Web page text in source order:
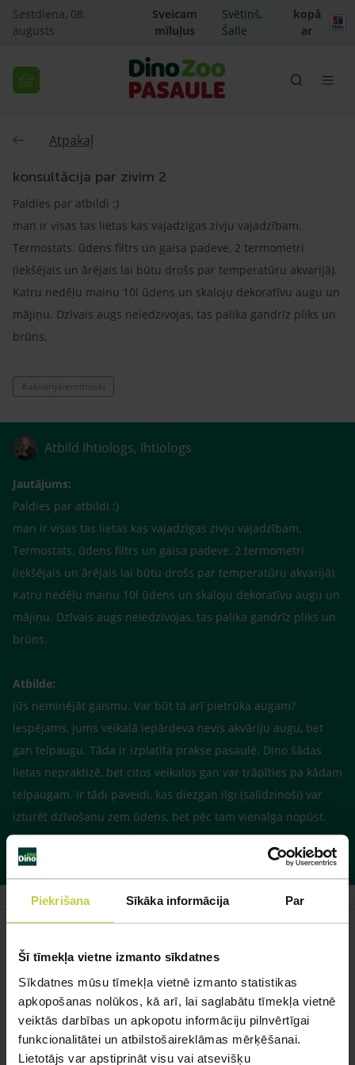
Piekrišana Sīkāka informācija Par
Šī tīmekļa vietne izmanto sīkdatnes
Sīkdatnes mūsu tīmekļa vietnē izmanto statistikas
apkopošanas nolūkos, kā arī, lai saglabātu tīmekļa vietnē
veiktās darbības un apkopotu informāciju pilnvērtīgai
funkcionalitātei un atbilstošaireklāmas mērķēšanai.
Lietotājs var apstiprināt visu vai atsevišķu
Sestdiena, 08.
augusts
Sveicam
mīluļus
Svētiņš,
Šalle
kopā
ar
Atpakaļ
konsultācija par zivim 2
Paldies par atbildi :)
man ir visas tas lietas kas vajadzīgas zivju vajadzībam.
Termostats. ūdens filtrs un gaisa padeve, 2 termometri
(iekšējais un ārējais lai būtu drošs par temperatūru akvarijā).
Katru nedēļu mainu 10l ūdens un skaloju dekoratīvu augu un
mājiņu. Dzīvais augs neiedzivojas, tas palika gandrīz pliks un
brūns.
#akvarijaiemitnieki
Atbild Ihtiologs, Ihtiologs
Jautājums:
Paldies par atbildi :)
man ir visas tas lietas kas vajadzīgas zivju vajadzībam.
Termostats. ūdens filtrs un gaisa padeve, 2 termometri
(iekšējais un ārējais lai būtu drošs par temperatūru akvarijā).
Katru nedēļu mainu 10l ūdens un skaloju dekoratīvu augu un
mājiņu. Dzīvais augs neiedzivojas, tas palika gandrīz pliks un
brūns.
Atbilde:
jūs neminējāt gaismu. Var būt tā arī pietrūka augam?
Iespējams, jums veikalā iepārdeva nevis akvāriju augu, bet
gan telpaugu. Tāda ir izplatīta prakse pasaulē. Dino šādas
lietas nepraktizē, bet citos veikalos gan var trāpīties pa kādam
telpaugam. Ir tādi paveidi, kas diezgan ilgi (salīdzinoši) var
izturēt dzīvošanu zem ūdens, bet pēc tam vienalga nopūst.
Te var palasīt par augiem
http://www.dinozoo.lv/content/view/28/51/
Līdzīgi jautājumi
Mūsu eksperti spēs atbildēt uz jebkuru Jūsu jautājumu